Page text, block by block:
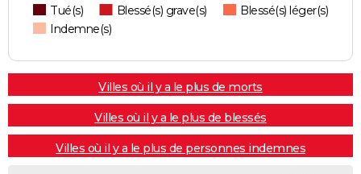
Tué(s) Blessé(s) grave(s)
Blessé(s) léger(s)
Indemne(s)
Villes où il y a le plus de morts
Villes où il y a le plus de blessés
Villes où il y a le plus de personnes indemnes